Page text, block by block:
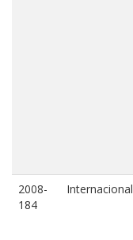
2008-
184
Internacional